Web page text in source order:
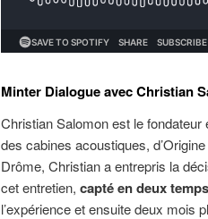
Minter Dialogue avec Christian
Christian Salomon est le fondateur
des cabines acoustiques,
Drôme, Christian a entrepris la
cet entretien, capté en deux temps
l’expérience et ensuite deux mois